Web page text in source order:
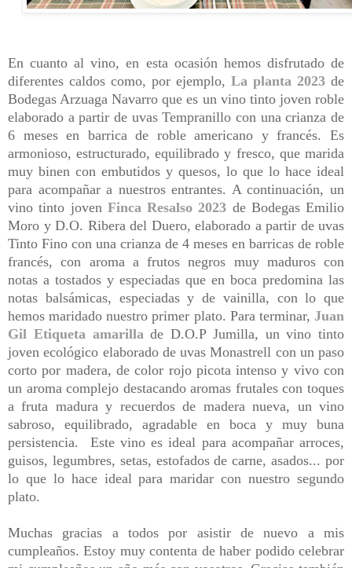
En cuanto al vino, en esta ocasión hemos disfrutado de
diferentes caldos como, por ejemplo, La planta 2023 de
Bodegas Arzuaga Navarro que es un vino tinto joven roble
elaborado a partir de uvas Tempranillo con una crianza de
6 meses en barrica de roble americano y francés. Es
armonioso, estructurado, equilibrado y fresco, que marida
muy binen con embutidos y quesos, lo que lo hace ideal
para acompañar a nuestros entrantes. A continuación, un
vino tinto joven Finca Resalso 2023 de Bodegas Emilio
Moro y D.O. Ribera del Duero, elaborado a partir de uvas
Tinto Fino con una crianza de 4 meses en barricas de roble
francés, con aroma a frutos negros muy maduros con
notas a tostados y especiadas que en boca predomina las
notas balsámicas, especiadas y de vainilla, con lo que
hemos maridado nuestro primer plato. Para terminar, Juan
Gil Etiqueta amarillade D.O.P Jumilla, un vino tinto
joven ecológico elaborado de uvas Monastrell con un paso
corto por madera, de color rojo picota intenso y vivo con
un aroma complejo destacando aromas frutales con toques
a fruta madura y recuerdos de madera nueva, un vino
sabroso, equilibrado, agradable en boca y muy buna
persistencia. Este vino es ideal para acompañar arroces,
guisos, legumbres, setas, estofados de carne, asados... por
lo que lo hace ideal para maridar con nuestro segundo
plato.
Muchas gracias a todos por asistir de nuevo a mis
cumpleaños. Estoy muy contenta de haber podido celebrar